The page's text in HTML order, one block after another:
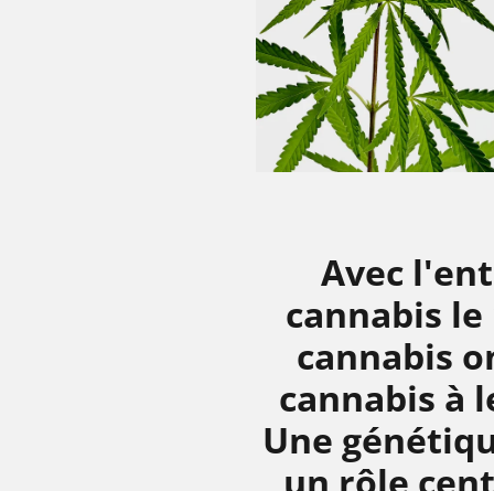
Avec
cannabis
cannabis
cannabis à
Une